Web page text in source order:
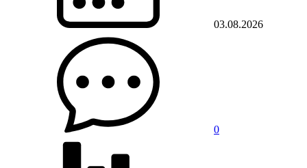
03.08.2026
0